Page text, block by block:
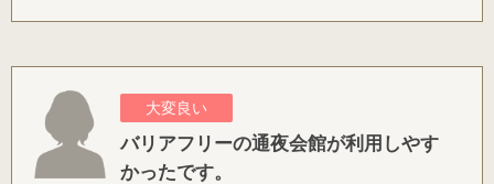
大変良い
バリアフリーの通夜会館が利用しやす
かったです。